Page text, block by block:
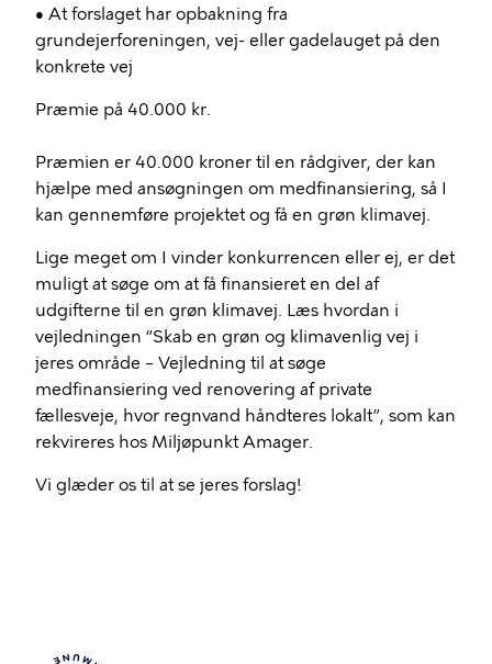
• At forslaget har opbakning fra
grundejerforeningen, vej- eller gadelauget på den
konkrete vej
Præmie på 40.000 kr.
Præmien er 40.000 kroner til en rådgiver, der kan
hjælpe med ansøgningen om medfinansiering, så I
kan gennemføre projektet og få en grøn klimavej.
Lige meget om I vinder konkurrencen eller ej, er det
muligt at søge om at få finansieret en del af
udgifterne til en grøn klimavej. Læs hvordan i
vejledningen “Skab en grøn og klimavenlig vej i
jeres område – Vejledning til at søge
medfinansiering ved renovering af private
fællesveje, hvor regnvand håndteres lokalt”, som kan
rekvireres hos Miljøpunkt Amager.
Vi glæder os til at se jeres forslag!